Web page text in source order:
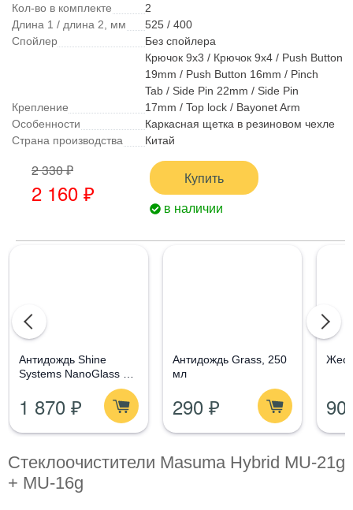
Кол-во в комплекте
2
Длина 1 / длина 2, мм
525 / 400
Спойлер
Без спойлера
Крепление
Крючок 9x3 / Крючок 9x4 / Push Button
19mm / Push Button 16mm / Pinch
Tab / Side Pin 22mm / Side Pin
17mm / Top lock / Bayonet Arm
Особенности
Каркасная щетка в резиновом чехле
Страна производства
Китай
2 330 ₽
2 160 ₽
Купить
в наличии
Aнтидождь Shine
Systems NanoGlass Kit
- Набор по уходу за
стеклом
1 870 ₽
Антидождь Grass, 250
мл
290 ₽ 90
Стеклоочистители Masuma Hybrid MU-21g
+ MU-16g